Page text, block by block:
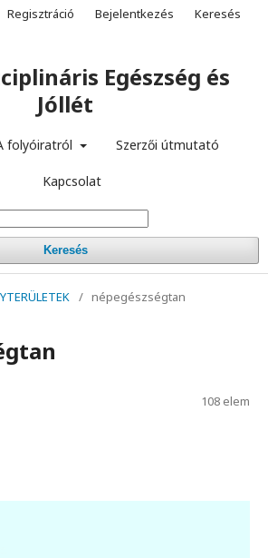
Egészség és
Jóllét
folyóiratról Szerzői útmutató
Kapcsolat
Keresés
Regisztráció Bejelentkezés Keresés
/ népegészségtan
108 elem